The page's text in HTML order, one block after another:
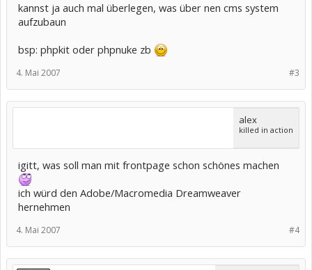
kannst ja auch mal überlegen, was über nen cms system
aufzubaun
bsp: phpkit oder phpnuke zb
#3
4. Mai 2007
alex
killed in action
igitt, was soll man mit frontpage schon schönes machen
ich würd den Adobe/Macromedia Dreamweaver
hernehmen
#4
4. Mai 2007